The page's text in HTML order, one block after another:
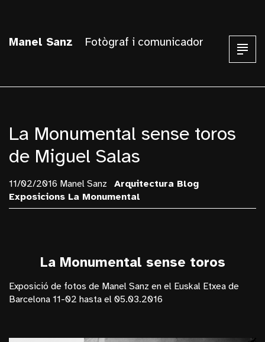
Manel Sanz Fotògraf i comunicador
La Monumental sense toros
de Miguel Salas
11/02/2016 Manel Sanz Arquitectura Blog
Exposicions La Monumental
La Monumental sense toros
Exposició de fotos de Manel Sanz en el Euskal Etxea de
Barcelona 11-02 hasta el 05.03.2016